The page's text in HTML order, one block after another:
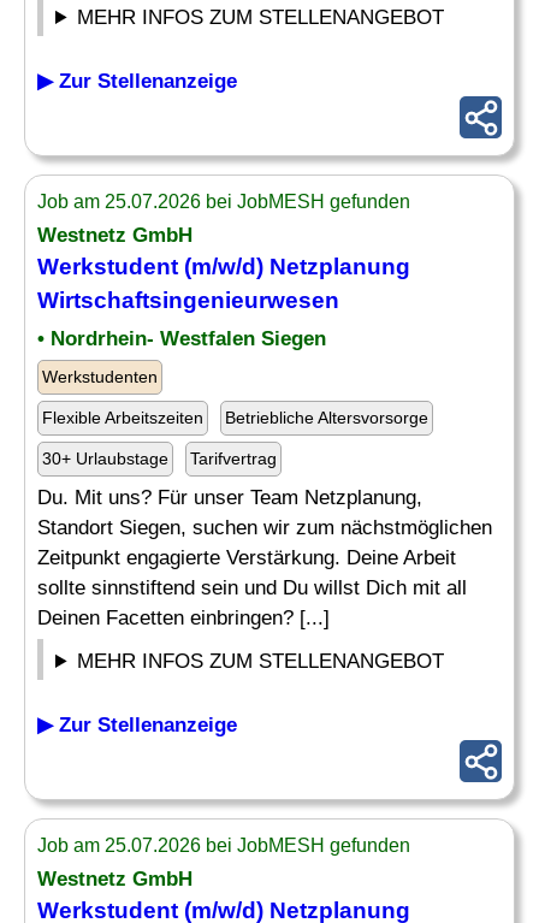
MEHR INFOS ZUM STELLENANGEBOT
▶ Zur Stellenanzeige
Job am 25.07.2026 bei JobMESH gefunden
Westnetz GmbH
Werkstudent (m/w/d) Netzplanung
Wirtschaftsingenieurwesen
• Nordrhein- Westfalen Siegen
Werkstudenten
Flexible Arbeitszeiten Betriebliche Altersvorsorge
30+ Urlaubstage Tarifvertrag
Du. Mit uns? Für unser Team Netzplanung,
Standort Siegen, suchen wir zum nächstmöglichen
Zeitpunkt engagierte Verstärkung. Deine Arbeit
sollte sinnstiftend sein und Du willst Dich mit all
Deinen Facetten einbringen? [...]
MEHR INFOS ZUM STELLENANGEBOT
▶ Zur Stellenanzeige
Job am 25.07.2026 bei JobMESH gefunden
Westnetz GmbH
Werkstudent (m/w/d) Netzplanung